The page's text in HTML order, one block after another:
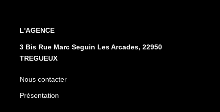
L'AGENCE
3 Bis Rue Marc Seguin Les Arcades, 22950
TREGUEUX
Nous contacter
Présentation